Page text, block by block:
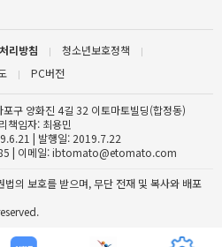
리방침
청소년보호정책
PC버전
구 양화진 4길 32 이토마토빌딩(합정동)
책임자: 최용민
| 발행일: 2019.7.22
| 이메일: ibtomato@etomato.com
의 보호를 받으며, 무단 전재 및 복사와 배포